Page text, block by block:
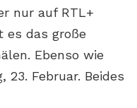
nur auf RTL+
es das große
Ebenso wie
23. Februar. Beides